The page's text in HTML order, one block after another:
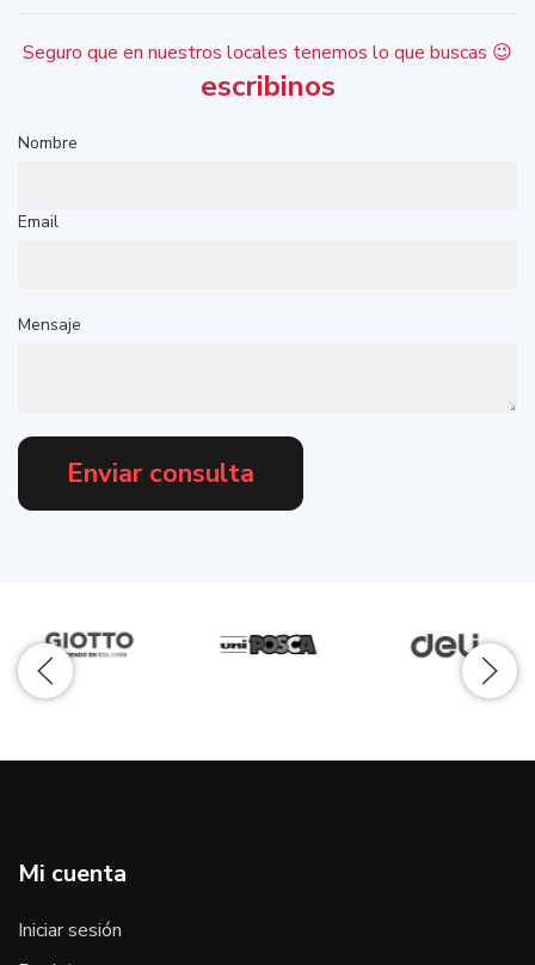
Seguro que en nuestros locales tenemos lo que buscas 😉
escribinos
Nombre
Email
Mensaje
Enviar consulta
Mi cuenta
Iniciar sesión